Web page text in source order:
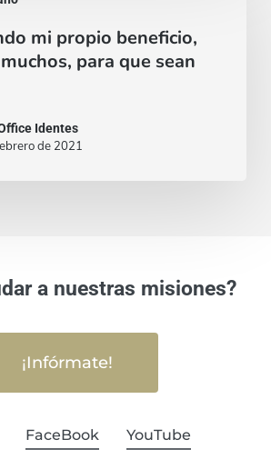
mi propio beneficio,
para que sean
Identes
de 2021
a nuestras misiones?
¡Infórmate!
FaceBook YouTube